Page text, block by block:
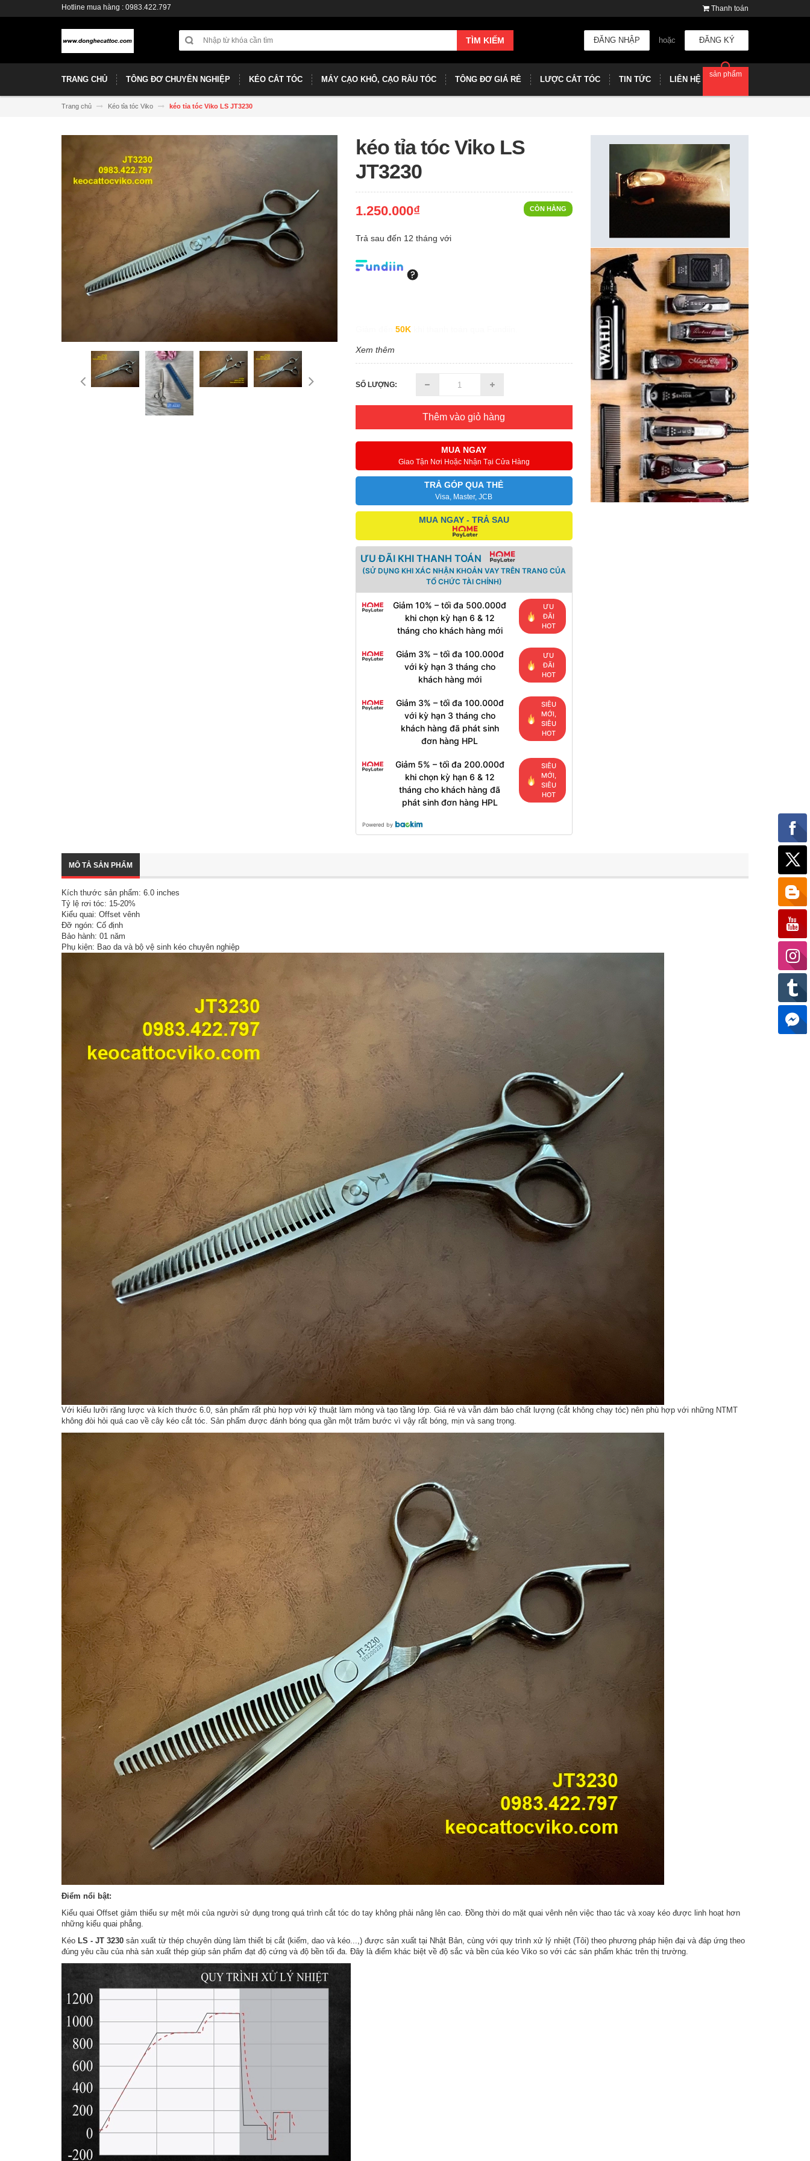
Hotline mua hàng : 0983.422.797 Thanh toán
TÌM KIẾM ĐĂNG KÝ
hoặc
ĐĂNG NHẬP
TRANG CHỦ TÔNG ĐƠ CHUYÊN NGHIỆP KÉO CẮT TÓC MÁY CẠO KHÔ, CẠO RÂU TÓC TÔNG ĐƠ GIÁ RẺ LƯỢC CẮT TÓC TIN TỨC LIÊN HỆ
sản phẩm
Trang chủ Kéo tỉa tóc Viko kéo tỉa tóc Viko LS JT3230
kéo tỉa tóc Viko LS
JT3230
CÒN HÀNG
1.250.000₫
Trả sau đến 12 tháng với
50K
Xem thêm
SỐ LƯỢNG:
Thêm vào giỏ hàng
MUA NGAY
Giao Tận Nơi Hoặc Nhận Tại Cửa Hàng
TRẢ GÓP QUA THẺ
Visa, Master, JCB
MUA NGAY - TRẢ SAU
ƯU ĐÃI KHI THANH TOÁN
(SỬ DỤNG KHI XÁC NHẬN KHOẢN VAY TRÊN TRANG CỦA
TỔ CHỨC TÀI CHÍNH)
Giảm 10% – tối đa 500.000đ
khi chọn kỳ hạn 6 & 12
tháng cho khách hàng mới
ƯU
ĐÃI
HOT
Giảm 3% – tối đa 100.000đ
với kỳ hạn 3 tháng cho
khách hàng mới
ƯU
ĐÃI
HOT
Giảm 3% – tối đa 100.000đ
với kỳ hạn 3 tháng cho
khách hàng đã phát sinh
đơn hàng HPL
SIÊU
MỚI,
SIÊU
HOT
Giảm 5% – tối đa 200.000đ
khi chọn kỳ hạn 6 & 12
tháng cho khách hàng đã
phát sinh đơn hàng HPL
SIÊU
MỚI,
SIÊU
HOT
Powered by
MÔ TẢ SẢN PHẨM
Kích thước sản phẩm: 6.0 inches
Tỷ lệ rơi tóc: 15-20%
Kiểu quai: Offset vênh
Đỡ ngón: Cố định
Bảo hành: 01 năm
Phụ kiện: Bao da và bộ vệ sinh kéo chuyên nghiệp
Với kiểu lưỡi răng lược và kích thước 6.0, sản phẩm rất phù hợp với kỹ thuật làm mỏng và tạo tầng lớp. Giá rẻ và vẫn đảm bảo chất lượng (cắt không chạy tóc) nên phù hợp với những NTMT
không đòi hỏi quá cao về cây kéo cắt tóc. Sản phẩm được đánh bóng qua gần một trăm bước vì vậy rất bóng, mịn và sang trọng.
Điểm nổi bật:
Kiểu quai Offset giảm thiểu sự mệt mỏi của người sử dụng trong quá trình cắt tóc do tay không phải nâng lên cao. Đồng thời do mặt quai vênh nên việc thao tác và xoay kéo được linh hoạt hơn
những kiểu quai phẳng.
Kéo LS - JT 3230 sản xuất từ thép chuyên dùng làm thiết bị cắt (kiếm, dao và kéo...,) được sản xuất tại Nhật Bản, cùng với quy trình xử lý nhiệt (Tôi) theo phương pháp hiện đại và đáp ứng theo
đúng yêu cầu của nhà sản xuất thép giúp sản phẩm đạt độ cứng và độ bền tối đa. Đây là điểm khác biệt về độ sắc và bền của kéo Viko so với các sản phẩm khác trên thị trường.